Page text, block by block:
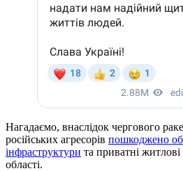
Нагадаємо, внаслідок чергового
російських агресорів пошкоджено
інфраструктури та приватні
області.